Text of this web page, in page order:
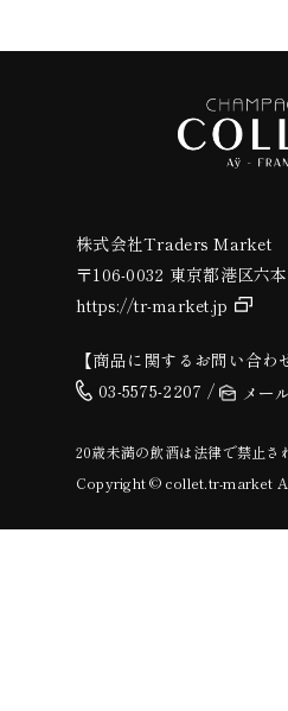
株式会社Traders Market
〒106-0032 東京都港区六
https://tr-market.jp
【商品に関するお問い合わ
03-5575-2207 /
メー
20歳未満の飲酒は法律で禁止さ
Copyright © collet.tr-market